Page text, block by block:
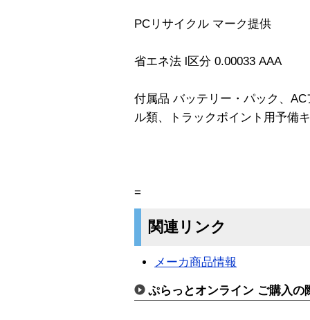
PCリサイクル マーク提供
省エネ法 l区分 0.00033 AAA
付属品 バッテリー・パック、
ル類、トラックポイント用予備
=
関連リンク
メーカ商品情報
ぷらっとオンライン ご購入の